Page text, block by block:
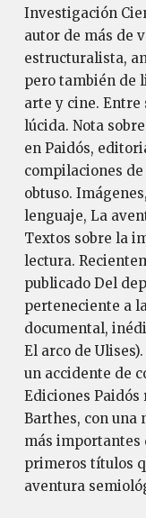
Investigación
autor de más de
estructuralista,
pero también de
arte y cine. Entre
lúcida. Nota
en Paidós,
compilaciones
obtuso.
lenguaje, La
Textos sobre la
lectura.
publicado Del
perteneciente a
documental,
El arco de
un accidente de
Ediciones Paidós
Barthes, con una
más importantes
primeros títulos
aventura